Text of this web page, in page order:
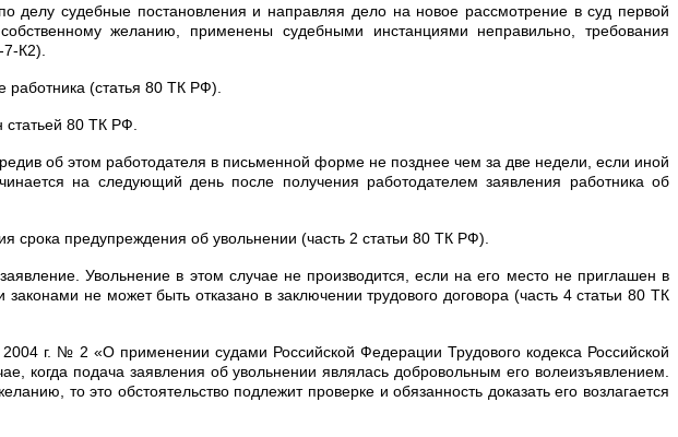
делу судебные постановления и направляя дело на новое рассмотрение в суд первой
желанию, применены судебными инстанциями неправильно, требования
К2).
работника (статья 80 ТК РФ).
80 ТК РФ.
об этом работодателя в письменной форме не позднее чем за две недели, если иной
на следующий день после получения работодателем заявления работника об
срока предупреждения об увольнении (часть 2 статьи 80 ТК РФ).
Увольнение в этом случае не производится, если на его место не приглашен в
не может быть отказано в заключении трудового договора (часть 4 статьи 80 ТК
г. № 2 «О применении судами Российской Федерации Трудового кодекса Российской
когда подача заявления об увольнении являлась добровольным его волеизъявлением.
то это обстоятельство подлежит проверке и обязанность доказать его возлагается